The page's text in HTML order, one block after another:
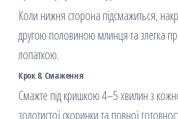
Коли нижня сторона підсмажиться,
другою половиною млинця та злегка
лопаткою.
Крок 8. Смаження
Смажте під кришкою 4–5 хвилин з
золотистої скоринки та повної